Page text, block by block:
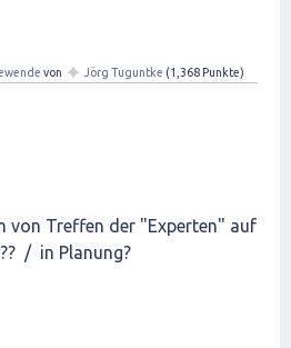
von ✦ Jörg Tuguntke (1,368 Punkte)
von Treffen der "Experten" auf
/ in Planung?